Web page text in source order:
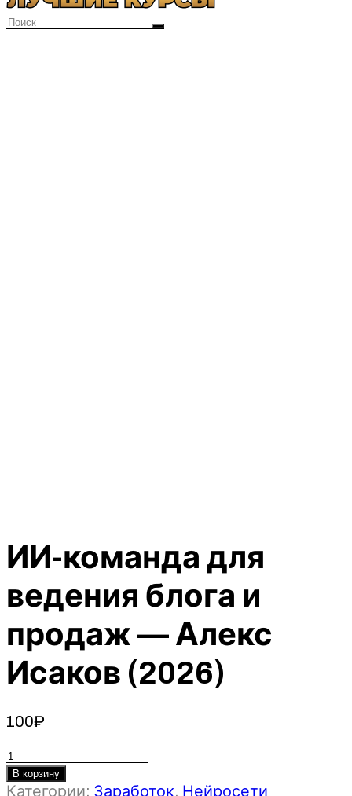
ИИ-команда для
ведения блога и
продаж — Алекс
Исаков (2026)
100₽
Количество
товара
ИИ-
В корзину
Категории: Заработок, Нейросети